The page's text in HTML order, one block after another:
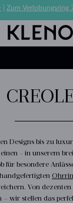
Zum Verlobungsring
Designs bis zu
- in unserem
für besondere
Von
wir stellen das